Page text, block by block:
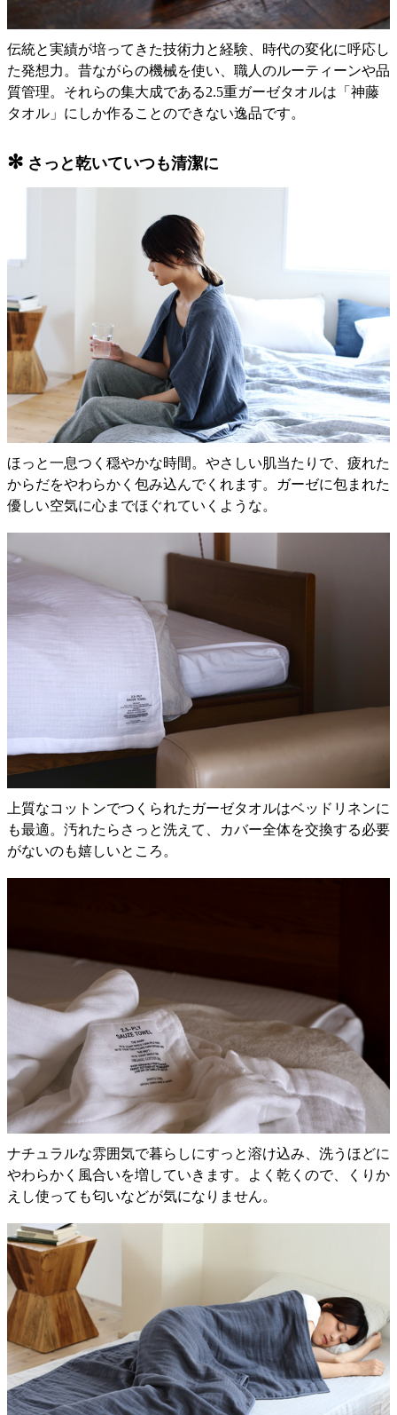
伝統と実績が培ってきた技術力と経験、時代の変化に呼応し
た発想力。昔ながらの機械を使い、職人のルーティーンや品
質管理。それらの集大成である2.5重ガーゼタオルは「神藤
タオル」にしか作ることのできない逸品です。
✻ さっと乾いていつも清潔に
ほっと一息つく穏やかな時間。やさしい肌当たりで、疲れた
からだをやわらかく包み込んでくれます。ガーゼに包まれた
優しい空気に心までほぐれていくような。
上質なコットンでつくられたガーゼタオルはベッドリネンに
も最適。汚れたらさっと洗えて、カバー全体を交換する必要
がないのも嬉しいところ。
ナチュラルな雰囲気で暮らしにすっと溶け込み、洗うほどに
やわらかく風合いを増していきます。よく乾くので、くりか
えし使っても匂いなどが気になりません。